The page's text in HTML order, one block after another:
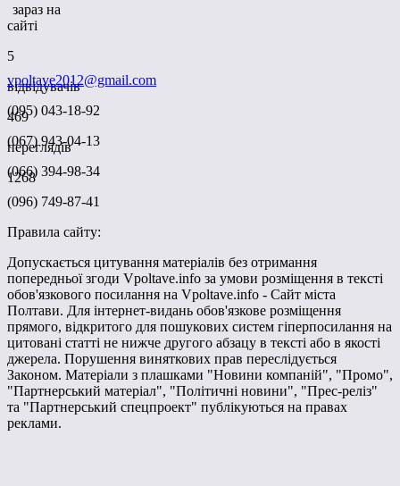
зараз на
сайті
5
відвідувачів
469
переглядів
1268
vpoltave2012@gmail.com
(095) 043-18-92
(067) 943-04-13
(066) 394-98-34
(096) 749-87-41
Правила сайту:
Допускається цитування матеріалів без отримання
попередньої згоди Vpoltave.info за умови розміщення в тексті
обов'язкового посилання на Vpoltave.info - Сайт міста
Полтави. Для інтернет-видань обов'язкове розміщення
прямого, відкритого для пошукових систем гіперпосилання на
цитовані статті не нижче другого абзацу в тексті або в якості
джерела. Порушення виняткових прав переслідується
Законом. Матеріали з плашками "Новини компаній", "Промо",
"Партнерський матеріал", "Політичні новини", "Прес-реліз"
та "Партнерський спецпроект" публікуються на правах
реклами.